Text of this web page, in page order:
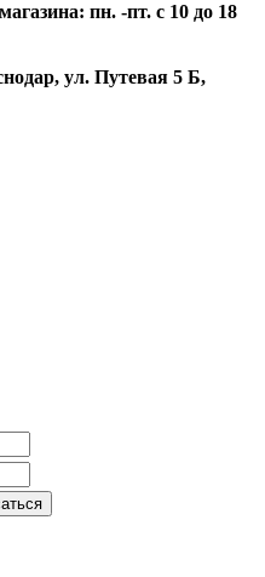
пн. -пт. с 10 до 18
ул. Путевая 5 Б,